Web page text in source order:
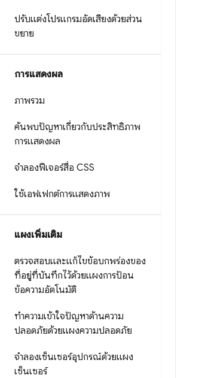
ปรับแต่งโปรแกรมอัดเสียงด้วยส่วน
ขยาย
การแสดงผล
ภาพรวม
ค้นพบปัญหาเกี่ยวกับประสิทธิภาพ
การแสดงผล
จำลองฟีเจอร์สื่อ CSS
ใช้เอฟเฟกต์การแสดงภาพ
แผงเพิ่มเติม
ตรวจสอบและแก้ไขข้อบกพร่องของ
ที่อยู่ที่บันทึกไว้ด้วยแผงการป้อน
ข้อความอัตโนมัติ
ทำความเข้าใจปัญหาด้านความ
ปลอดภัยด้วยแผงความปลอดภัย
จำลองเซ็นเซอร์อุปกรณ์ด้วยแผง
เซ็นเซอร์